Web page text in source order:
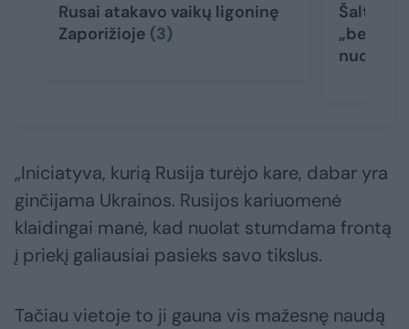
Rusai atakavo vaikų ligoninę
Zaporižioje (3)
„beveik
„Iniciatyva, kurią Rusija turėjo kare, dabar yra
ginčijama Ukrainos. Rusijos kariuomenė
klaidingai manė, kad nuolat stumdama frontą
į priekį galiausiai pasieks savo tikslus.
Tačiau vietoje to ji gauna vis mažesnę naudą